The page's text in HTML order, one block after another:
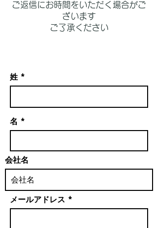
ご返信にお時間をいただく場合がご
ざいます
ご了承ください
姓
名
会社名
メールアドレス